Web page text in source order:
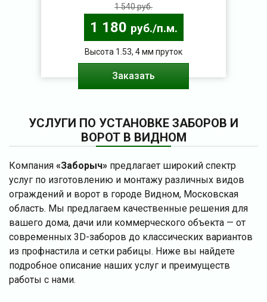
1 540 руб.
1 180 руб./п.м.
Высота 1.53, 4 мм пруток
Заказать
УСЛУГИ ПО УСТАНОВКЕ ЗАБОРОВ И
ВОРОТ В ВИДНОМ
Компания «Заборыч» предлагает широкий спектр
услуг по изготовлению и монтажу различных видов
ограждений и ворот в городе Видном, Московская
область. Мы предлагаем качественные решения для
вашего дома, дачи или коммерческого объекта — от
современных 3D-заборов до классических вариантов
из профнастила и сетки рабицы. Ниже вы найдете
подробное описание наших услуг и преимуществ
работы с нами.